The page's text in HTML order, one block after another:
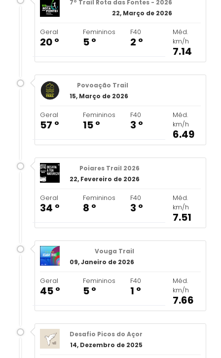
7º Trail Rota das Fontes - 2026
22, Março de 2026
Geral
20 º
Femininos
5 º
F40
2 º
Méd.
km/h
7.14
Povoação Trail
15, Março de 2026
Geral
57 º
Femininos
15 º
F40
3 º
Méd.
km/h
6.49
Poiares Trail 2026
22, Fevereiro de 2026
Geral
34 º
Femininos
8 º
F40
3 º
Méd.
km/h
7.51
Vouga Trail
09, Janeiro de 2026
Geral
45 º
Femininos
5 º
F40
1 º
Méd.
km/h
7.66
Desafio Picos do Açor
14, Dezembro de 2025